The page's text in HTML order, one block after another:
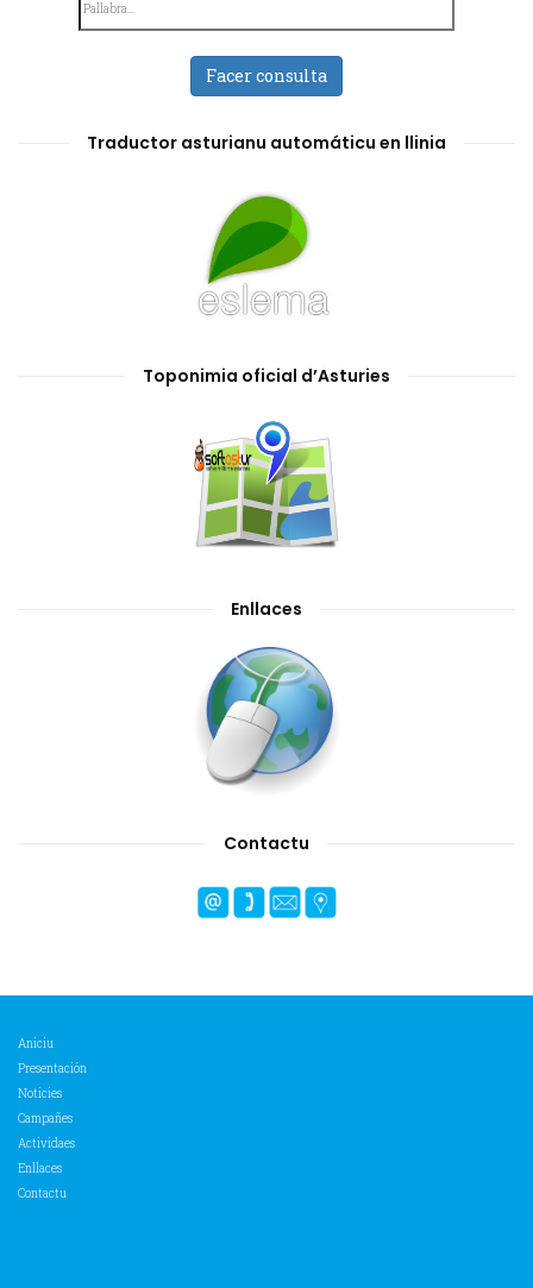
Facer consulta
Traductor asturianu automáticu en llinia
Toponimia oficial d’Asturies
Enllaces
Contactu
Aniciu
Presentación
Noticies
Campañes
Actividaes
Enllaces
Contactu